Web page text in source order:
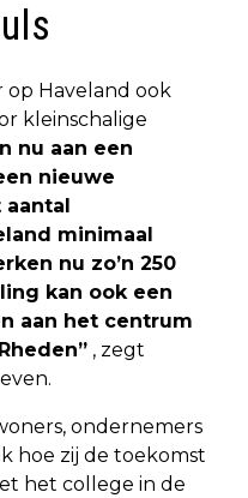
op Haveland ook
kleinschalige
nu aan een
nieuwe
minimaal
nu zo’n 250
kan ook een
aan het centrum
, zegt
ondernemers
hoe zij de toekomst
het college in de